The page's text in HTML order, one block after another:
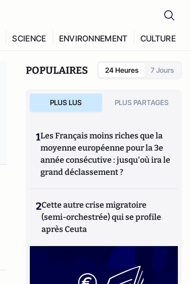
SCIENCE ENVIRONNEMENT CULTURE
POPULAIRES 24 Heures 7 Jours
PLUS LUS PLUS PARTAGES
1Les Français moins riches que la
moyenne européenne pour la 3e
année consécutive : jusqu'où ira le
grand déclassement ?
2Cette autre crise migratoire
(semi-orchestrée) qui se profile
après Ceuta